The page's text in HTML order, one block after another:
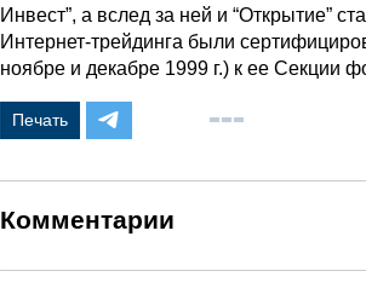
Инвест”, а вслед за ней и “Открытие”
Интернет-трейдинга были
ноябре и декабре 1999 г.) к ее Секции
Печать
Комментарии